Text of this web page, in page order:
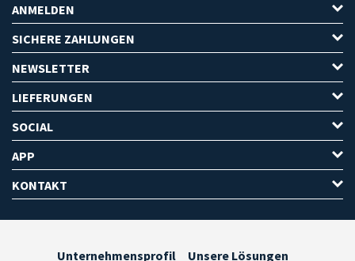
ANMELDEN
SICHERE ZAHLUNGEN
NEWSLETTER
LIEFERUNGEN
SOCIAL
APP
KONTAKT
Unternehmensprofil Unsere Lösungen